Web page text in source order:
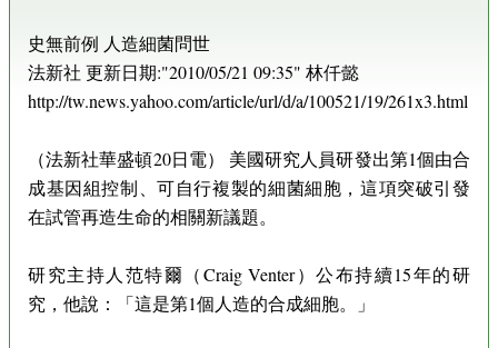
史無前例 人造細菌問世
法新社 更新日期:"2010/05/21 09:35" 林仟懿
http://tw.news.yahoo.com/article/url/d/a/100521/19/261x3.html
（法新社華盛頓20日電） 美國研究人員研發出第1個由合
成基因組控制、可自行複製的細菌細胞，這項突破引發
在試管再造生命的相關新議題。
研究主持人范特爾（Craig Venter）公布持續15年的研
究，他說：「這是第1個人造的合成細胞。」